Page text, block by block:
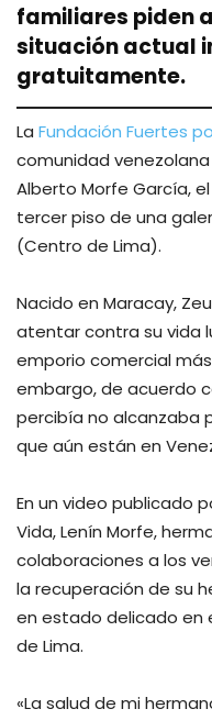
familiares piden
situación actual
gratuitamente.
La Fundación Fuertes
comunidad
Alberto Morfe García,
tercer piso de una
(Centro de Lima).
Nacido en Maracay,
atentar contra su vida
emporio comercial
embargo, de acuerdo
percibía no alcanzaba
que aún están en
En un video publicado
Vida, Lenín Morfe,
colaboraciones a los
la recuperación de su
en estado delicado en
de Lima.
«La salud de mi